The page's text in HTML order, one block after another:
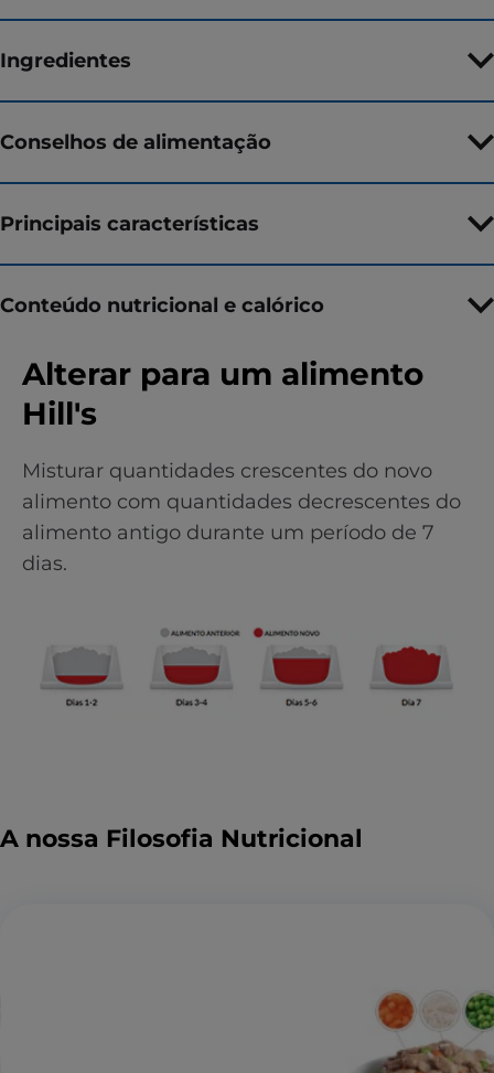
Ingredientes
Conselhos de alimentação
Principais características
Conteúdo nutricional e calórico
Alterar para um alimento
Hill's
Misturar quantidades crescentes do novo
alimento com quantidades decrescentes do
alimento antigo durante um período de 7
dias.
A nossa Filosofia Nutricional